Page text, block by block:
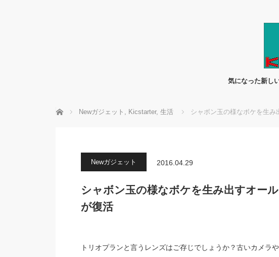
気になった新し
ホーム Newガジェット , Kicstarter, 生活 シャボン玉の様なボケを生
Newガジェット 2016.04.29
シャボン玉の様なボケを生み出すオー
が復活
トリオプランと言うレンズはご存じでしょうか？古いカメラ